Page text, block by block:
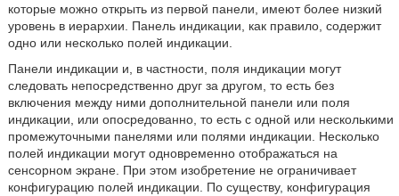
которые можно открыть из первой панели, имеют более низкий
уровень в иерархии. Панель индикации, как правило, содержит
одно или несколько полей индикации.
Панели индикации и, в частности, поля индикации могут
следовать непосредственно друг за другом, то есть без
включения между ними дополнительной панели или поля
индикации, или опосредованно, то есть с одной или несколькими
промежуточными панелями или полями индикации. Несколько
полей индикации могут одновременно отображаться на
сенсорном экране. При этом изобретение не ограничивает
конфигурацию полей индикации. По существу, конфигурация